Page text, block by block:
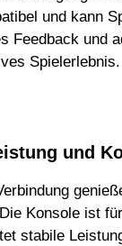
und kann
Feedback und
Spielerlebnis.
und
Konsole ist
stabile